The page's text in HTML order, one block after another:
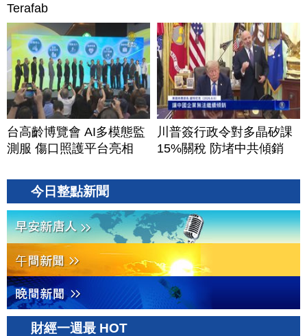
Terafab
台高齡博覽會 AI多模態監
測服 傷口照護平台亮相
川普簽行政令對多晶矽課
15%關稅 防堵中共傾銷
今日整點新聞
財經一週最 HOT